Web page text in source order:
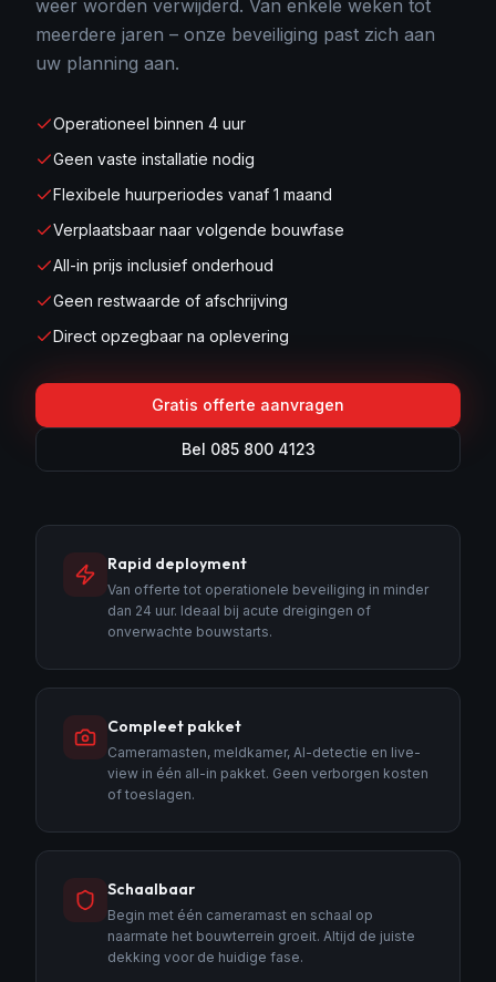
weer worden verwijderd. Van enkele weken tot
meerdere jaren – onze beveiliging past zich aan
uw planning aan.
Operationeel binnen 4 uur
Geen vaste installatie nodig
Flexibele huurperiodes vanaf 1 maand
Verplaatsbaar naar volgende bouwfase
All-in prijs inclusief onderhoud
Geen restwaarde of afschrijving
Direct opzegbaar na oplevering
Gratis offerte aanvragen
Bel 085 800 4123
Rapid deployment
Van offerte tot operationele beveiliging in minder
dan 24 uur. Ideaal bij acute dreigingen of
onverwachte bouwstarts.
Compleet pakket
Cameramasten, meldkamer, AI-detectie en live-
view in één all-in pakket. Geen verborgen kosten
of toeslagen.
Schaalbaar
Begin met één cameramast en schaal op
naarmate het bouwterrein groeit. Altijd de juiste
dekking voor de huidige fase.